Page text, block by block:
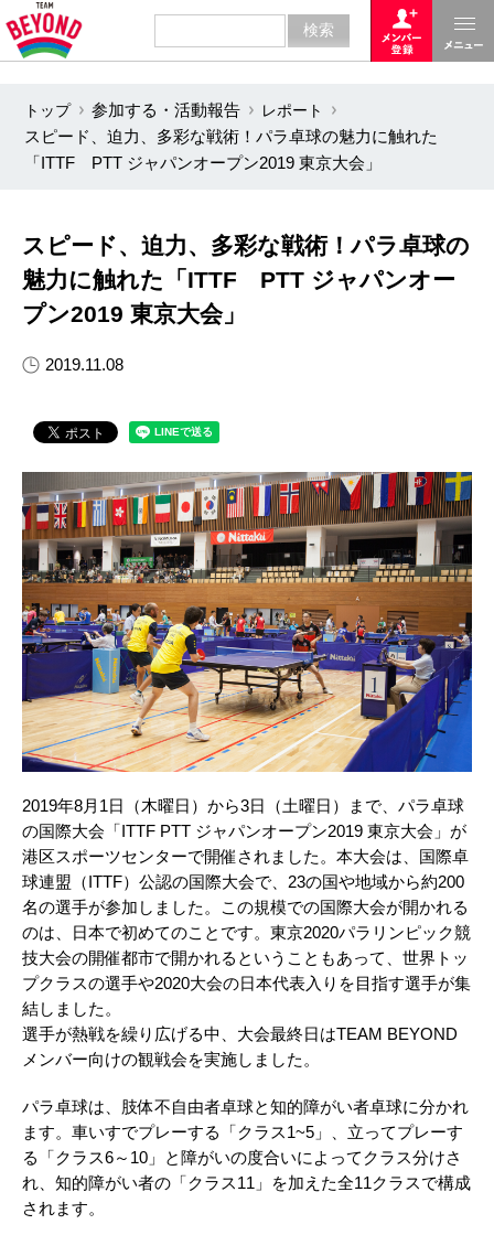
トップ 参加する・活動報告
レポート
スピード、迫力、多彩な戦術！パラ卓球の魅力に触れた
「ITTF PTT ジャパンオープン2019 東京大会」
スピード、迫力、多彩な戦術！パラ卓球の
魅力に触れた「ITTF PTT ジャパンオー
プン2019 東京大会」
2019.11.08
2019年8月1日（木曜日）から3日（土曜日）まで、パラ卓球
の国際大会「ITTF PTT ジャパンオープン2019 東京大会」が
港区スポーツセンターで開催されました。本大会は、国際卓
球連盟（ITTF）公認の国際大会で、23の国や地域から約200
名の選手が参加しました。この規模での国際大会が開かれる
のは、日本で初めてのことです。東京2020パラリンピック競
技大会の開催都市で開かれるということもあって、世界トッ
プクラスの選手や2020大会の日本代表入りを目指す選手が集
結しました。
選手が熱戦を繰り広げる中、大会最終日はTEAM BEYOND
メンバー向けの観戦会を実施しました。
パラ卓球は、肢体不自由者卓球と知的障がい者卓球に分かれ
ます。車いすでプレーする「クラス1~5」、立ってプレーす
る「クラス6～10」と障がいの度合いによってクラス分けさ
れ、知的障がい者の「クラス11」を加えた全11クラスで構成
されます。